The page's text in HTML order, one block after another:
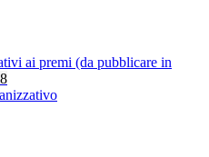
ai premi (da pubblicare in
8